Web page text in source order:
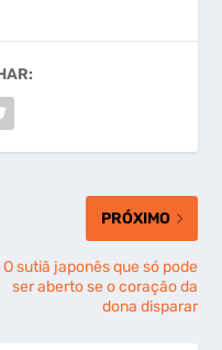
PRÓXIMO
O sutiã japonês que só pode
ser aberto se o coração da
dona disparar